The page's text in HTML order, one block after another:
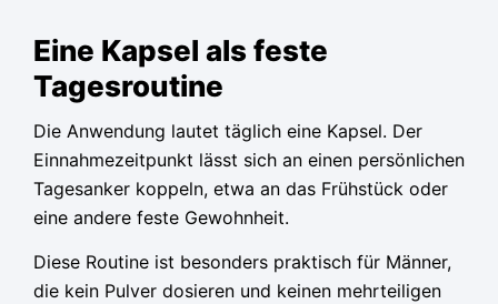
Eine Kapsel als feste
Tagesroutine
Die Anwendung lautet täglich eine Kapsel. Der
Einnahmezeitpunkt lässt sich an einen persönlichen
Tagesanker koppeln, etwa an das Frühstück oder
eine andere feste Gewohnheit.
Diese Routine ist besonders praktisch für Männer,
die kein Pulver dosieren und keinen mehrteiligen